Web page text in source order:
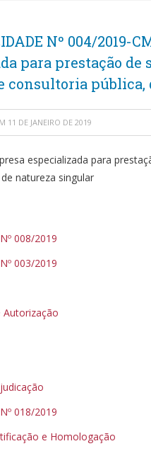
Nº 004/2019-
para prestação
consultoria
11 DE JANEIRO DE 2019
especializada para
natureza singular
008/2019
003/2019
Autorização
018/2019
e Homologação